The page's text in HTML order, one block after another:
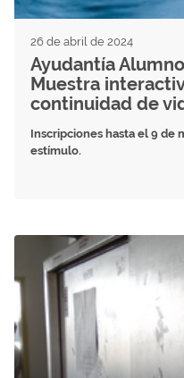
26 de abril de 2024
Ayudantía
Muestra
continuidad de
Inscripciones hasta el 9 de
estímulo.